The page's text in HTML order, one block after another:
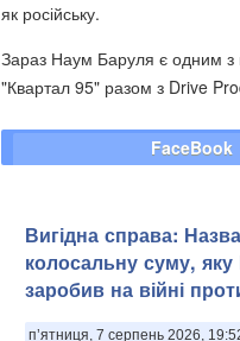
як російську.
Зараз Наум Баруля є одним з
"Квартал 95" разом з Drive
FaceBook
Вигідна справа:
колосальну суму,
заробив на війні
п’ятниця, 7 серпень 2026,